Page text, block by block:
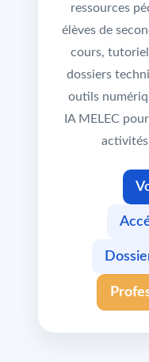
ressources
élèves de
cours,
dossiers
outils
IA MELEC